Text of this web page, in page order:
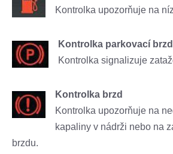
Kontrolka upozorňuje na
Kontrolka parkovací
Kontrolka signalizuje
Kontrolka brzd
Kontrolka upozorňuje na
kapaliny v nádrži nebo na
brzdu.